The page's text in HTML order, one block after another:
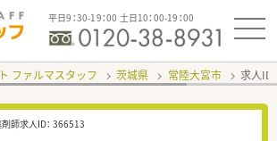
平日9：30-19：00 土日10：00-19：00
ファルマスタッフ 茨城県 常陸大宮市 求人ID
師求人ID： 366513